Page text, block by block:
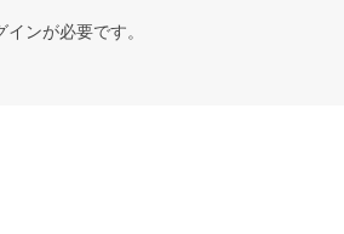
インが必要です。